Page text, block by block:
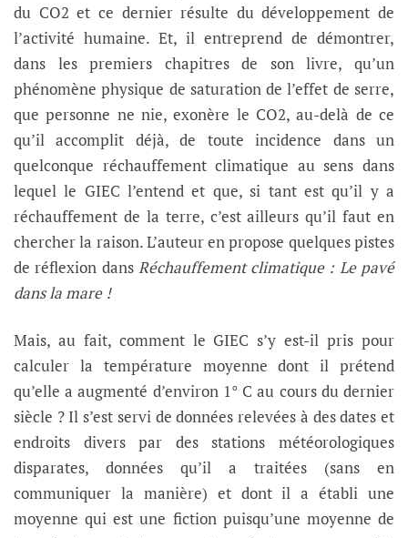
du CO2 et ce dernier résulte du développement de
l’activité humaine. Et, il entreprend de démontrer,
dans les premiers chapitres de son livre, qu’un
phénomène physique de saturation de l’effet de serre,
que personne ne nie, exonère le CO2, au-delà de ce
qu’il accomplit déjà, de toute incidence dans un
quelconque réchauffement climatique au sens dans
lequel le GIEC l’entend et que, si tant est qu’il y a
réchauffement de la terre, c’est ailleurs qu’il faut en
chercher la raison. L’auteur en propose quelques pistes
de réflexion dans Réchauffement climatique : Le pavé
dans la mare !
Mais, au fait, comment le GIEC s’y est-il pris pour
calculer la température moyenne dont il prétend
qu’elle a augmenté d’environ 1° C au cours du dernier
siècle ? Il s’est servi de données relevées à des dates et
endroits divers par des stations météorologiques
disparates, données qu’il a traitées (sans en
communiquer la manière) et dont il a établi une
moyenne qui est une fiction puisqu’une moyenne de